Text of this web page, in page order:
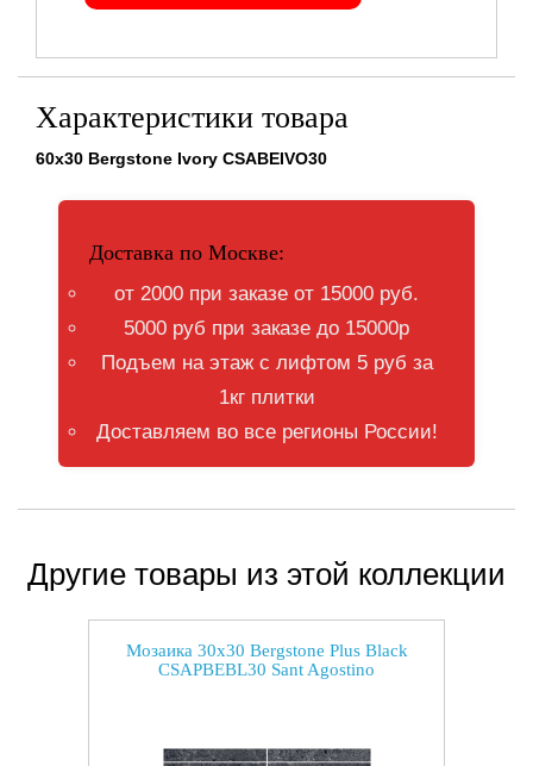
Характеристики товара
60x30 Bergstone Ivory CSABEIVO30
Доставка по Москве:
от 2000 при заказе от 15000 руб.
5000 руб при заказе до 15000р
Подъем на этаж с лифтом 5 руб за
1кг плитки
Доставляем во все регионы России!
Другие товары из этой коллекции
Мозаика 30x30 Bergstone Plus Black
CSAPBEBL30 Sant Agostino